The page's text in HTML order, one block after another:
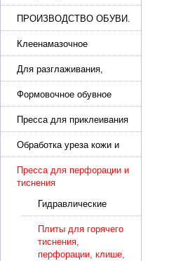
для сварки
ПРОИЗВОДСТВО ОБУВИ.
Машины для изготовления
обуви
Клеенамазочное
оборудование и активаторы
клея
Для разглаживания,
разбивания и герметизации
шва
Формовочное обувное
оборудование
Пресса для приклеивания
подошвы и прибивки
каблука
Обработка уреза кожи и
покрасочные камеры
Пресса для перфорации и
тиснения
Гидравлические
пресса для
перфорации и
тиснения
Плиты для горячего
тиснения,
перфорации, клише,